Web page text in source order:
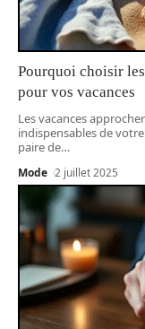
Pourquoi choisir
pour vos vacances
Les vacances
indispensables de
paire de…
Mode 2 juillet 2025